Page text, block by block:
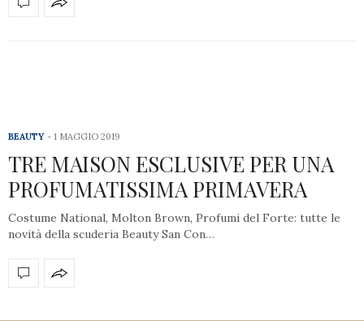
BEAUTY 1 MAGGIO 2019
TRE MAISON ESCLUSIVE PER UNA
PROFUMATISSIMA PRIMAVERA
Costume National, Molton Brown, Profumi del Forte: tutte le
novità della scuderia Beauty San Con…